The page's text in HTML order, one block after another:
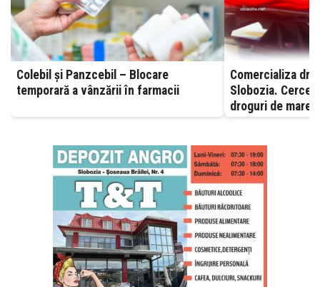
Colebil și Panzcebil – Blocare
temporară a vânzării în farmacii
Comercializa
Slobozia.
droguri de mare